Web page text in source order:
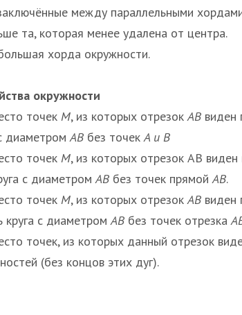
между параллельными
та, которая менее удалена от центра.
хорда окружности.
окружности
точек M, из которых отрезокAB виден
диаметромAB без точекA и B
точек M, из которых отрезок AB
с диаметромAB без точек прямойAB.
точек M, из которых отрезокAB виден
круга с диаметромAB без точек отрезка
точек, из которых данный отрезок
(без концов этих дуг).